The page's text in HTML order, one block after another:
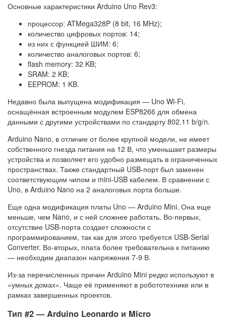
Основные характеристики Arduino Uno Rev3:
процессор: ATMega328P (8 bit, 16 MHz);
количество цифровых портов: 14;
из них с функцией ШИМ: 6;
количество аналоговых портов: 6;
flash memory: 32 KB;
SRAM: 2 KB;
EEPROM: 1 KB.
Недавно была выпущена модификация — Uno Wi-Fi,
оснащённая встроенным модулем ESP8266 для обмена
данными с другими устройствами по стандарту 802.11 b/g/n.
Arduino Nano, в отличие от более крупной модели, не имеет
собственного гнезда питания на 12 В, что уменьшает размеры
устройства и позволяет его удобно размещать в ограниченных
пространствах. Также стандартный USB-порт был заменен
соответствующим чипом и mini-USB кабелем. В сравнении с
Uno, в Arduino Nano на 2 аналоговых порта больше.
Еще одна модификация платы Uno — Arduino Mini. Она еще
меньше, чем Nano, и с ней сложнее работать. Во-первых,
отсутствие USB-порта создает сложности с
программированием, так как для этого требуется USB-Serial
Converter. Во-вторых, плата более требовательна к питанию
— необходим диапазон напряжения 7-9 В.
Из-за перечисленных причин Arduino Mini редко используют в
«умных домах». Чаще её применяют в робототехнике или в
рамках завершенных проектов.
Тип #2 — Arduino Leonardo и Micro